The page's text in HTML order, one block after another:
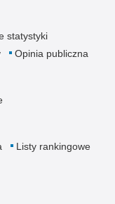
statystyki
Opinia publiczna
Listy rankingowe